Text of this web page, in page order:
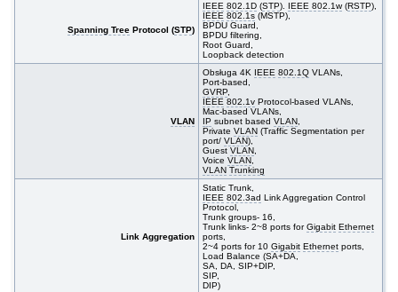
Spanning Tree Protocol (STP)
IEEE 802.1D (STP). IEEE 802.1w(RSTP),
IEEE 802.1s (MSTP),
BPDU Guard,
BPDU filtering,
Root Guard,
Loopback detection
VLAN
Obsługa 4K IEEE 802.1Q VLANs,
Port-based,
GVRP,
IEEE 802.1v Protocol-based VLANs,
Mac-based VLANs,
IP subnet basedVLAN,
PrivateVLAN (Traffic Segmentation per
port/VLAN),
GuestVLAN,
VoiceVLAN,
VLAN Trunking
Link Aggregation
Static Trunk,
IEEE 802.3ad Link Aggregation Control
Protocol,
Trunk groups- 16,
Trunk links- 2~8 ports forGigabit Ethernet
ports,
2~4 ports for 10Gigabit Ethernet ports,
Load Balance (SA+DA,
SA, DA, SIP+DIP,
SIP,
DIP)